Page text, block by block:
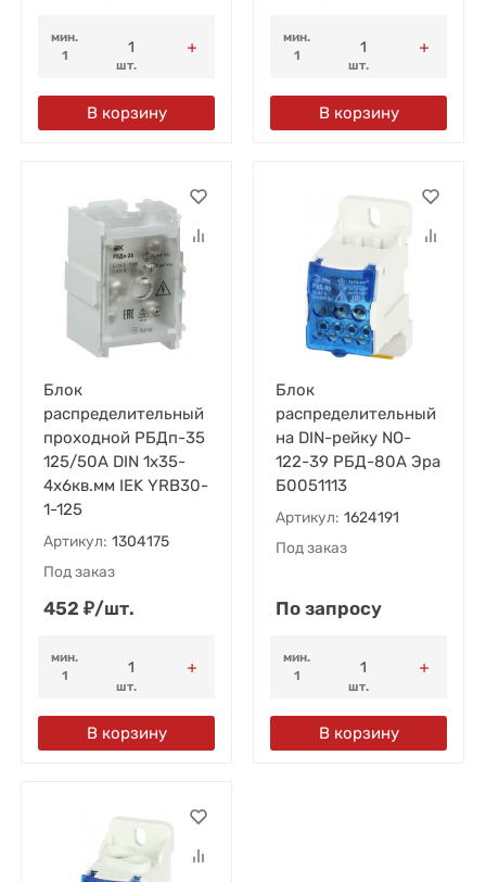
мин.
1
шт.
В корзину
мин.
1
шт.
В корзину
Блок
распределительный
проходной РБДп-35
125/50А DIN 1х35-
4х6кв.мм IEK YRB30-
1-125
Артикул: 1304175
Под заказ
452 ₽/шт.
мин.
1
шт.
В корзину
Блок
распределительный
на DIN-рейку NO-
122-39 РБД-80А Эра
Б0051113
Артикул: 1624191
Под заказ
По запросу
мин.
1
шт.
В корзину